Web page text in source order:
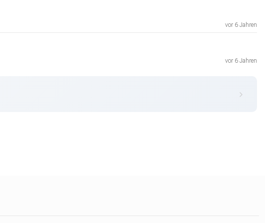
vor 6 Jahren
vor 6 Jahren